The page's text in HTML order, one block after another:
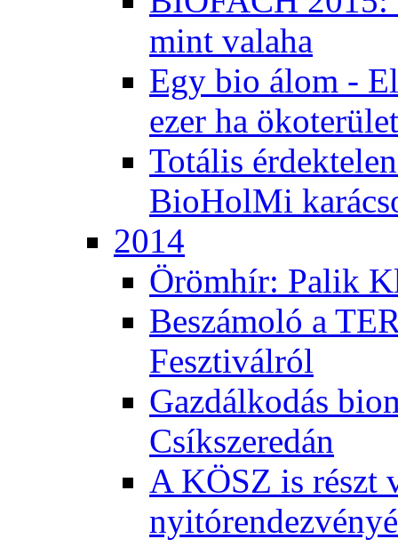
mint valaha
Egy bio álom -
ezer ha
Totális
BioHolMi
2014
Örömhír: Palik
Beszámoló a
Fesztiválról
Gazdálkodás
Csíkszeredán
A KÖSZ is részt